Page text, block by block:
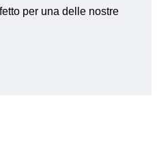
per una delle nostre